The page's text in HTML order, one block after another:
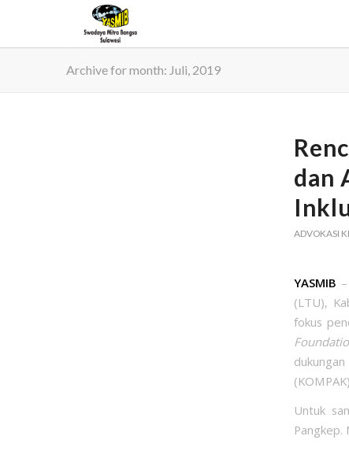
Archive for month: Juli, 2019
dan
ADVOKASI
YASMIB
(LTU),
fokus
Untuk
Pangkep.